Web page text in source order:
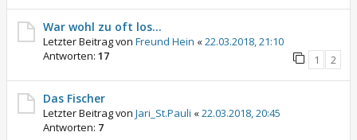
War wohl zu oft los...
Letzter Beitrag von Freund Hein «22.03.2018, 21:10
Antworten: 17 1 2
Das Fischer
Letzter Beitrag von Jari_St.Pauli «22.03.2018, 20:45
Antworten: 7